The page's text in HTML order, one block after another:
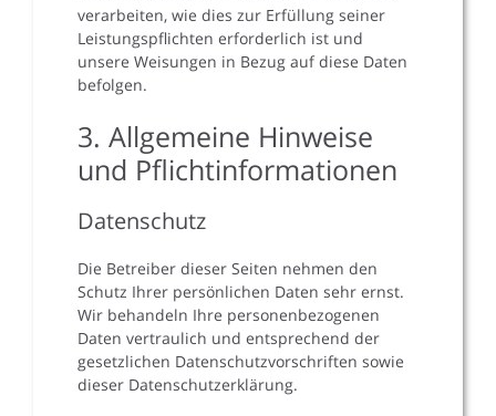
verarbeiten, wie dies zur Erfüllung seiner
Leistungspflichten erforderlich ist und
unsere Weisungen in Bezug auf diese Daten
befolgen.
3. Allgemeine Hinweise
und Pflichtinformationen
Datenschutz
Die Betreiber dieser Seiten nehmen den
Schutz Ihrer persönlichen Daten sehr ernst.
Wir behandeln Ihre personenbezogenen
Daten vertraulich und entsprechend der
gesetzlichen Datenschutzvorschriften sowie
dieser Datenschutzerklärung.